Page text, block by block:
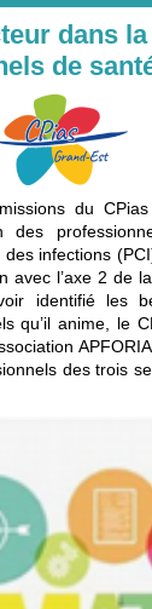
dans
de
du
des
infections
avec l’axe 2 de
identifié les
qu’il anime, le
des trois